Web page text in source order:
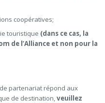
coopératives;
touristique (dans ce cas, la
de l’Alliance et non pour la
partenariat répond aux
de destination,veuillez